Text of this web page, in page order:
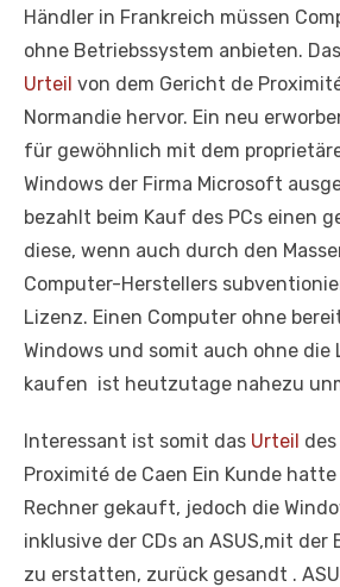
Händler in Frankreich müssen
ohne Betriebssystem anbieten.
Urteil von dem Gericht de
Normandie hervor. Ein neu
für gewöhnlich mit dem
Windows der Firma Microsoft
bezahlt beim Kauf des PCs einen
diese, wenn auch durch den
Computer-Herstellers
Lizenz. Einen Computer ohne
Windows und somit auch ohne die
kaufen ist heutzutage nahezu
Interessant ist somit das Urteil
Proximité de Caen Ein Kunde
Rechner gekauft, jedoch die
inklusive der CDs an ASUS,mit der
zu erstatten, zurück gesandt .